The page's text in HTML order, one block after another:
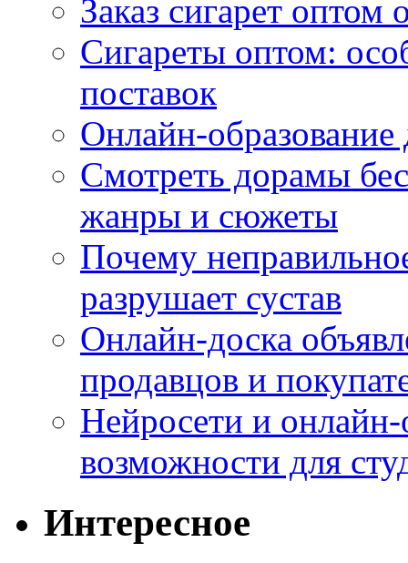
Заказ сигарет оптом
Сигареты оптом:
поставок
Онлайн-
Смотреть дорамы
жанры и сюжеты
Почему
разрушает сустав
Онлайн-доска
продавцов и
Нейросети и
возможности для
Интересное